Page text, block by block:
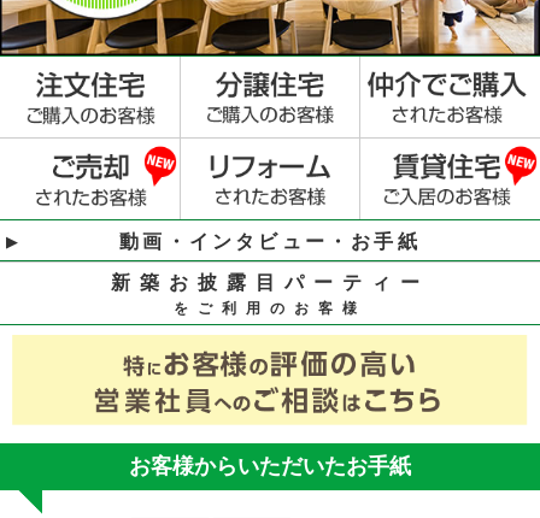
動画・インタビュー・お手紙
新築お披露目パーティー
をご利用のお客様
お客様からいただいたお手紙